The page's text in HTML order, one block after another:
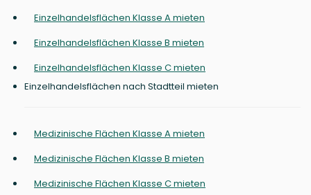
Einzelhandelsflächen Klasse A mieten
Einzelhandelsflächen Klasse B mieten
Einzelhandelsflächen Klasse C mieten
Einzelhandelsflächen nach Stadtteil mieten
Medizinische Flächen Klasse A mieten
Medizinische Flächen Klasse B mieten
Medizinische Flächen Klasse C mieten